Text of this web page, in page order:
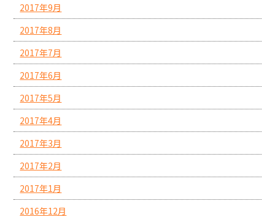
2017年9月
2017年8月
2017年7月
2017年6月
2017年5月
2017年4月
2017年3月
2017年2月
2017年1月
2016年12月